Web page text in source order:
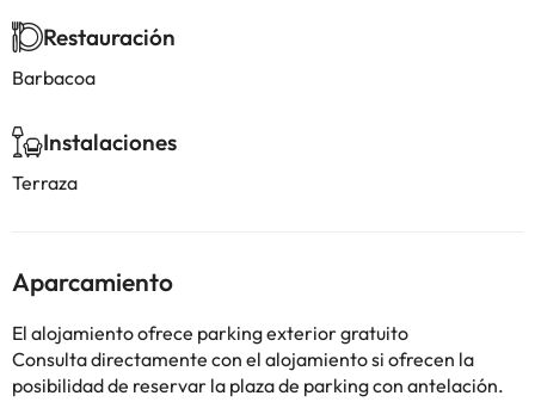
Restauración
Barbacoa
Instalaciones
Terraza
Aparcamiento
El alojamiento ofrece parking exterior gratuito
Consulta directamente con el alojamiento si ofrecen la
posibilidad de reservar la plaza de parking con antelación.